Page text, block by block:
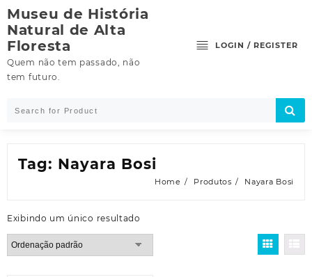
Skip
to
content
Museu de História
Natural de Alta
Floresta
Quem não tem passado, não
tem futuro.
LOGIN / REGISTER
Tag: Nayara Bosi
Home Produtos Nayara Bosi
Exibindo um único resultado